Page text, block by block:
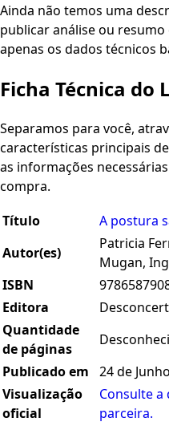
Ainda não temos uma
publicar análise ou
apenas os dados técnicos
Ficha Técnica do
Separamos para você,
características principais
as informações
compra.
Título
A postura
Autor(es)
Patricia
Mugan,
ISBN
Editora
Quantidade
de páginas
Publicado em
24 de
Visualização
oficial
Consulte
parceira.